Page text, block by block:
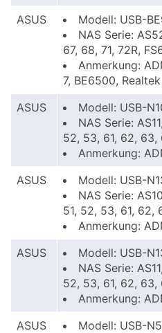
ASUS
Modell: USB-
NAS Serie:
67, 68, 71, 72R,
Anmerkung:
7, BE6500,
ASUS
Modell: USB-
NAS Serie:
52, 53, 61, 62, 63,
Anmerkung:
ASUS
Modell: USB-
NAS Serie:
51, 52, 53, 61, 62,
Anmerkung:
ASUS
Modell: USB-
NAS Serie:
52, 53, 61, 62, 63,
Anmerkung:
ASUS
Modell: USB-